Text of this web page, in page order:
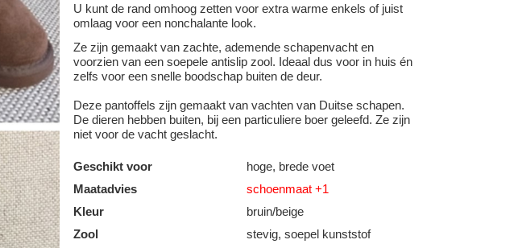
U kunt de rand omhoog zetten voor extra warme enkels of juist
omlaag voor een nonchalante look.
Ze zijn gemaakt van zachte, ademende schapenvacht en
voorzien van een soepele antislip zool. Ideaal dus voor in huis én
zelfs voor een snelle boodschap buiten de deur.
Deze pantoffels zijn gemaakt van vachten van Duitse schapen.
De dieren hebben buiten, bij een particuliere boer geleefd. Ze zijn
niet voor de vacht geslacht.
Geschikt voor
hoge, brede voet
Maatadvies
schoenmaat +1
Kleur
bruin/beige
Zool
stevig, soepel kunststof